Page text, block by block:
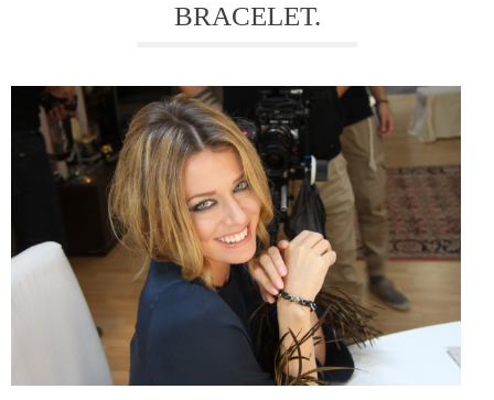
FASHION
OUTFIT
BEAUTY
TRAVEL
PARTIES
VIDEO
BRACELET.